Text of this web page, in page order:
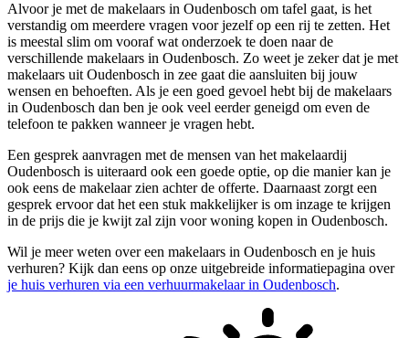
Alvoor je met de makelaars in Oudenbosch om tafel gaat, is het
verstandig om meerdere vragen voor jezelf op een rij te zetten. Het
is meestal slim om vooraf wat onderzoek te doen naar de
verschillende makelaars in Oudenbosch. Zo weet je zeker dat je met
makelaars uit Oudenbosch in zee gaat die aansluiten bij jouw
wensen en behoeften. Als je een goed gevoel hebt bij de makelaars
in Oudenbosch dan ben je ook veel eerder geneigd om even de
telefoon te pakken wanneer je vragen hebt.
Een gesprek aanvragen met de mensen van het makelaardij
Oudenbosch is uiteraard ook een goede optie, op die manier kan je
ook eens de makelaar zien achter de offerte. Daarnaast zorgt een
gesprek ervoor dat het een stuk makkelijker is om inzage te krijgen
in de prijs die je kwijt zal zijn voor woning kopen in Oudenbosch.
Wil je meer weten over een makelaars in Oudenbosch en je huis
verhuren? Kijk dan eens op onze uitgebreide informatiepagina over
je huis verhuren via een verhuurmakelaar in Oudenbosch.